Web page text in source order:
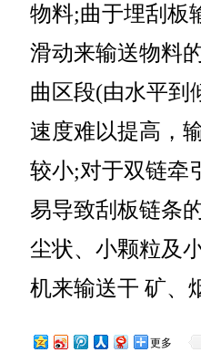
物料;曲于埋刮板
滑动来输送物料
曲区段(由水平到
速度难以提高，
较小;对于双链牵
易导致刮板链条
尘状、小颗粒及
机来输送干 矿、
更多